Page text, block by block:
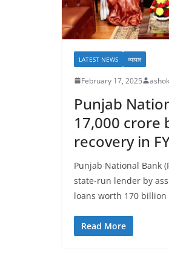
LATEST NEWS व्यापार
February 17, 2025 ashok
Punjab
17,000 crore
recovery in
Punjab National Bank
state-run lender by
loans worth 170 billion
Read More